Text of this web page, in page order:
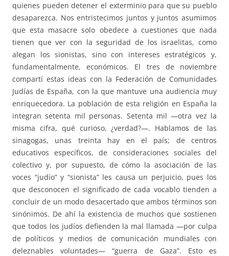
quienes pueden detener el exterminio para que su pueblo
desaparezca. Nos entristecimos juntos y juntos asumimos
que esta masacre solo obedece a cuestiones que nada
tienen que ver con la seguridad de los israelitas, como
alegan los sionistas, sino con intereses estratégicos y,
fundamentalmente, económicos. El tres de noviembre
compartí estas ideas con la Federación de Comunidades
Judías de España, con la que mantuve una audiencia muy
enriquecedora. La población de esta religión en España la
integran setenta mil personas. Setenta mil —otra vez la
misma cifra, qué curioso, ¿verdad?—. Hablamos de las
sinagogas, unas treinta hay en el país; de centros
educativos específicos, de consideraciones sociales del
colectivo y, por supuesto, de cómo la asociación de las
voces “judío” y “sionista” les causa un perjuicio, pues los
que desconocen el significado de cada vocablo tienden a
concluir de un modo desacertado que ambos términos son
sinónimos. De ahí la existencia de muchos que sostienen
que todos los judíos defienden la mal llamada —por culpa
de políticos y medios de comunicación mundiales con
deleznables voluntades— “guerra de Gaza”. Esto es